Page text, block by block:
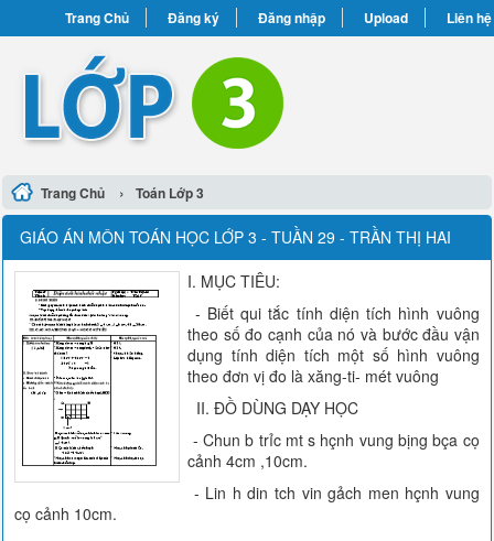
Trang Chủ Đăng ký Đăng nhập Upload Liên hệ
Trang Chủ › Toán Lớp 3
GIÁO ÁN MÔN TOÁN HỌC LỚP 3 - TUẦN 29 - TRẦN THỊ HAI
I. MỤC TIÊU:
- Biết qui tắc tính diện tích hình vuông
theo số đo cạnh của nó và bước đầu vận
dụng tính diện tích một số hình vuông
theo đơn vị đo là xăng-ti- mét vuông
II. ĐỒ DÙNG DẠY HỌC
- Chun b trỉc mt s hçnh vung bịng bça cọ
cảnh 4cm ,10cm.
- Lin h din tch vin gảch men hçnh vung
cọ cảnh 10cm.